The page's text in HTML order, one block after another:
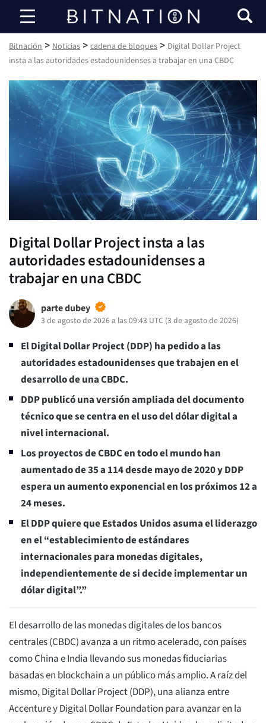
Bitnación
Bitnación > Noticias > cadena de bloques > Digital Dollar Project
insta a las autoridades estadounidenses a trabajar en una CBDC
Digital Dollar Project insta a las
autoridades estadounidenses a
trabajar en una CBDC
parte dubey
3 de agosto de 2026 a las 09:43 UTC (3 de agosto de 2026)
El Digital Dollar Project (DDP) ha pedido a las
autoridades estadounidenses que trabajen en el
desarrollo de una CBDC.
DDP publicó una versión ampliada del documento
técnico que se centra en el uso del dólar digital a
nivel internacional.
Los proyectos de CBDC en todo el mundo han
aumentado de 35 a 114 desde mayo de 2020 y DDP
espera un aumento exponencial en los próximos 12 a
24 meses.
El DDP quiere que Estados Unidos asuma el liderazgo
en el “establecimiento de estándares
internacionales para monedas digitales,
independientemente de si decide implementar un
dólar digital”.”
El desarrollo de las monedas digitales de los bancos
centrales (CBDC) avanza a un ritmo acelerado, con países
como China e India llevando sus monedas fiduciarias
basadas en blockchain a un público más amplio. A raíz del
mismo, Digital Dollar Project (DDP), una alianza entre
Accenture y Digital Dollar Foundation para avanzar en la